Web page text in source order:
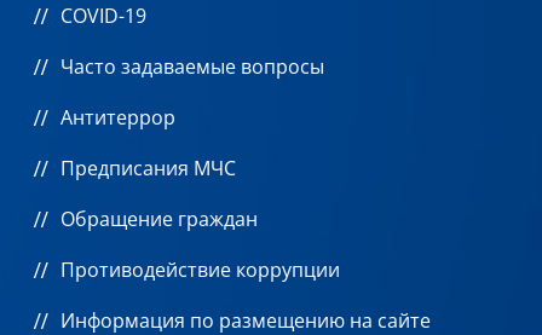
COVID-19
Часто задаваемые вопросы
Антитеррор
Предписания МЧС
Обращение граждан
Противодействие коррупции
Информация по размещению на сайте